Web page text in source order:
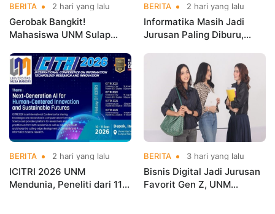
BERITA 2 hari yang lalu
Gerobak Bangkit!
Mahasiswa UNM Sulap
Menarik dan Laris
BERITA 2 hari yang lalu
Informatika Masih Jadi
Jurusan Paling Diburu,
hingga Cyber Security
BERITA 2 hari yang lalu
ICITRI 2026 UNM
Mendunia, Peneliti dari 11
BERITA 3 hari yang lalu
Bisnis Digital Jadi Jurusan
Favorit Gen Z, UNM